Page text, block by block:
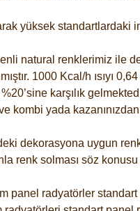
yüksek standartlardaki
natural renklerimiz ile
1000 Kcal/h ısıyı
karşılık
kombi yada
dekorasyona uygun
renk solması söz
panel radyatörler